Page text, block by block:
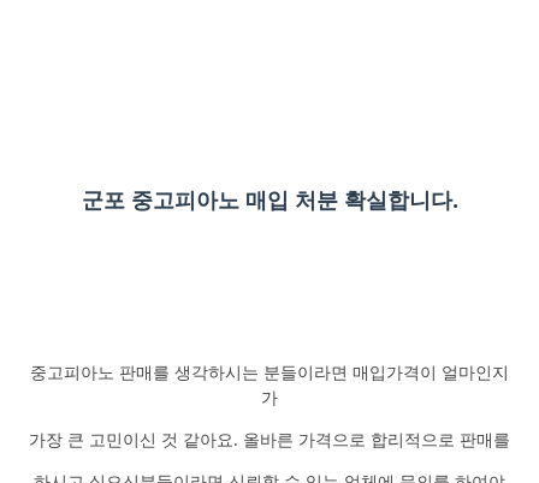
군포 중고피아노 매입 처분 확실합니다.
중고피아노 판매를 생각하시는 분들이라면 매입가격이 얼마인지
가
가장 큰 고민이신 것 같아요. 올바른 가격으로 합리적으로 판매를